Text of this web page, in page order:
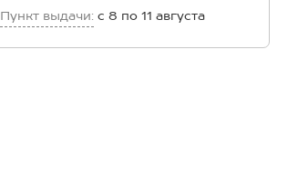
Пункт выдачи: с 8 по 11 августа